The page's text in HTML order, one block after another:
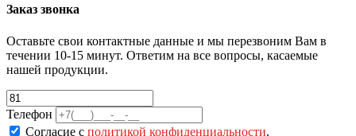
Заказ звонка
Оставьте свои контактные данные и мы перезвоним Вам в
течении 10-15 минут. Ответим на все вопросы, касаемые
нашей продукции.
Телефон
Согласие с политикой конфиденциальности.